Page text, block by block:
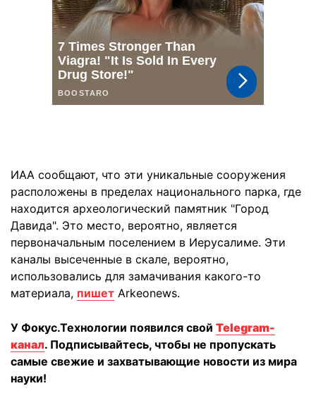
ИАА сообщают, что эти уникальные сооружения
расположены в пределах национального парка, где
находится археологический памятник "Город
Давида". Это место, вероятно, является
первоначальным поселением в Иерусалиме. Эти
каналы высеченные в скале, вероятно,
использовались для замачивания какого-то
материала, пишет Arkeonews.
У Фокус.Технологии появился свой Telegram-
канал. Подписывайтесь, чтобы не пропускать
самые свежие и захватывающие новости из мира
науки!